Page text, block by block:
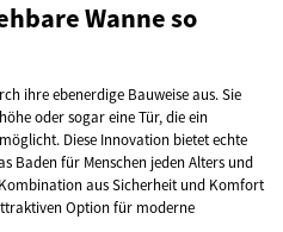
Wanne so
ihre ebenerdige Bauweise aus. Sie
oder sogar eine Tür, die ein
Diese Innovation bietet echte
Baden für Menschen jeden Alters und
aus Sicherheit und Komfort
Option für moderne